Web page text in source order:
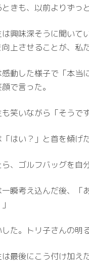
きも、以前よりずっ
興味深そうに聞いて
上させることが、私
感動した様子で「本
で言った。
笑いながら「そうで
はい？」と首を傾げた
ら、ゴルフバッグを
一瞬考え込んだ後、
た。トリ子さんの明
最後にこう付け加え